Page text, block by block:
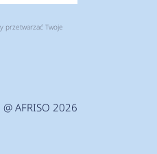
przetwarzać Twoje
@ AFRISO 2026